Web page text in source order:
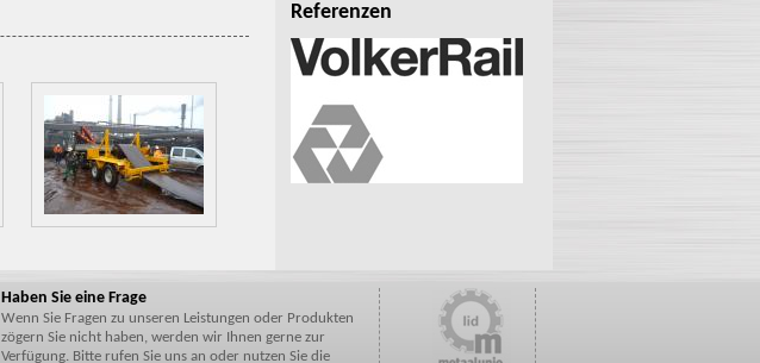
Referenzen
Haben Sie eine Frage
Wenn Sie Fragen zu unseren Leistungen oder Produkten
zögern Sie nicht haben, werden wir Ihnen gerne zur
Verfügung. Bitte rufen Sie uns an oder nutzen Sie die